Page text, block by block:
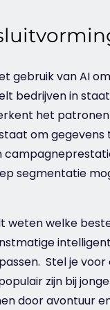
gebruik van AI
bedrijven in
het
om
segmentatie
weten welke
Stel je
zijn bij
door avontuur